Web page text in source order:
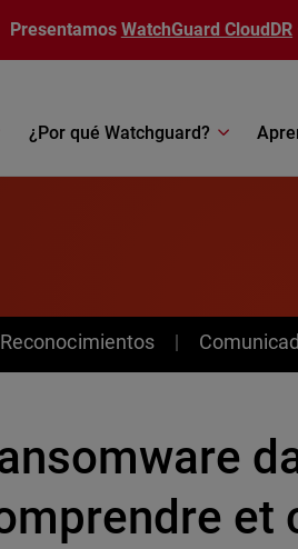
Presentamos WatchGuard CloudDR
¿Por qué Watchguard?
et